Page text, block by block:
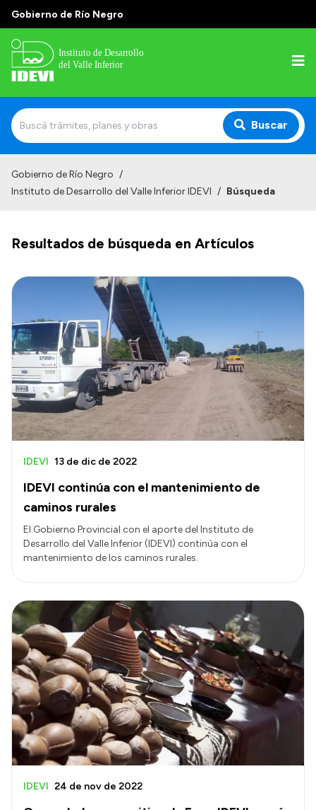
Gobierno de Río Negro
Buscar
Normativa
Gobierno de Río Negro /
Instituto de Desarrollo del Valle Inferior IDEVI / Búsqueda
Resultados de búsqueda en Artículos
IDEVI continúa con el mantenimiento de
caminos rurales
IDEVI 13 de dic de 2022
El Gobierno Provincial con el aporte del Instituto de
Desarrollo del Valle Inferior (IDEVI) continúa con el
mantenimiento de los caminos rurales.
IDEVI 24 de nov de 2022